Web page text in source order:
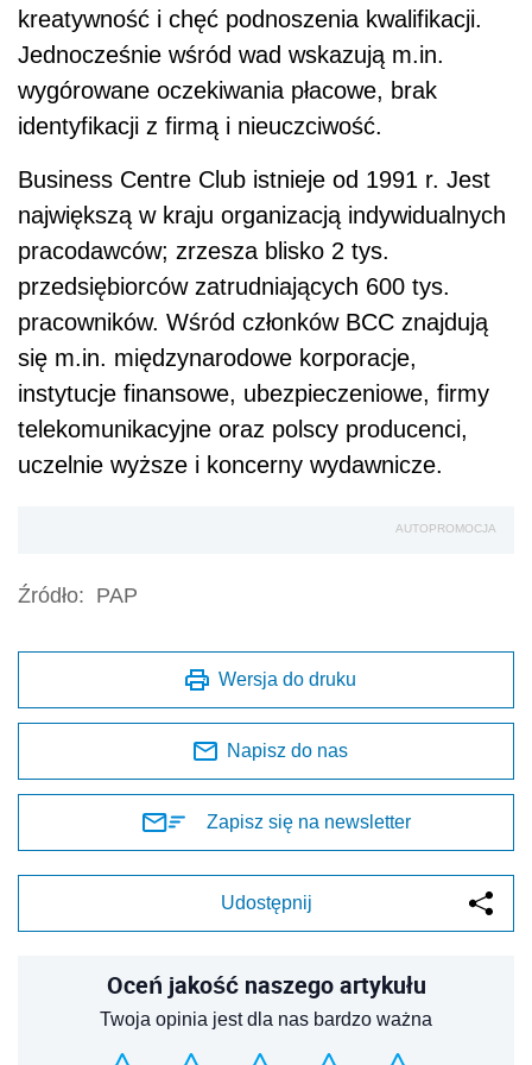
kreatywność i chęć podnoszenia kwalifikacji.
Jednocześnie wśród wad wskazują m.in.
wygórowane oczekiwania płacowe, brak
identyfikacji z firmą i nieuczciwość.
Business Centre Club istnieje od 1991 r. Jest
największą w kraju organizacją indywidualnych
pracodawców; zrzesza blisko 2 tys.
przedsiębiorców zatrudniających 600 tys.
pracowników. Wśród członków BCC znajdują
się m.in. międzynarodowe korporacje,
instytucje finansowe, ubezpieczeniowe, firmy
telekomunikacyjne oraz polscy producenci,
uczelnie wyższe i koncerny wydawnicze.
AUTOPROMOCJA
Źródło: PAP
Wersja do druku
Napisz do nas
Zapisz się na newsletter
Udostępnij
Oceń jakość naszego artykułu
Twoja opinia jest dla nas bardzo ważna